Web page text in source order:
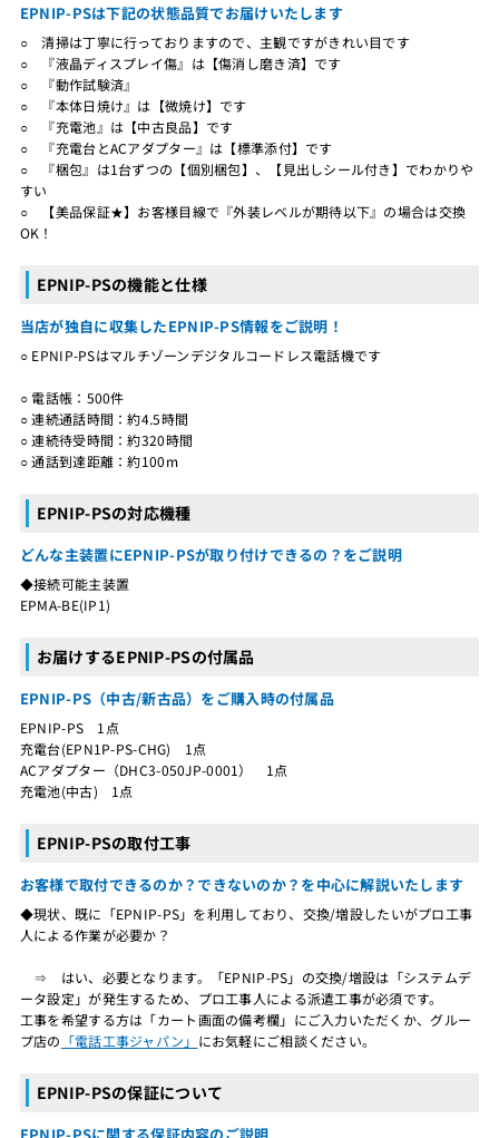
EPNIP-PSは下記の状態品質でお届けいたします
○ 清掃は丁寧に行っておりますので、主観ですがきれい目です
○ 『液晶ディスプレイ傷』は【傷消し磨き済】です
○ 『動作試験済』
○ 『本体日焼け』は【微焼け】です
○ 『充電池』は【中古良品】です
○ 『充電台とACアダプター』は【標準添付】です
○ 『梱包』は1台ずつの【個別梱包】、【見出しシール付き】でわかりや
すい
○ 【美品保証★】お客様目線で『外装レベルが期待以下』の場合は交換
OK！
EPNIP-PSの機能と仕様
当店が独自に収集したEPNIP-PS情報をご説明！
○ EPNIP-PSはマルチゾーンデジタルコードレス電話機です
○ 電話帳：500件
○ 連続通話時間：約4.5時間
○ 連続待受時間：約320時間
○ 通話到達距離：約100m
EPNIP-PSの対応機種
どんな主装置にEPNIP-PSが取り付けできるの？をご説明
◆接続可能主装置
EPMA-BE(IP1)
お届けするEPNIP-PSの付属品
EPNIP-PS（中古/新古品）をご購入時の付属品
EPNIP-PS 1点
充電台(EPN1P-PS-CHG) 1点
ACアダプター（DHC3-050JP-0001） 1点
充電池(中古) 1点
EPNIP-PSの取付工事
お客様で取付できるのか？できないのか？を中心に解説いたします
◆現状、既に「EPNIP-PS」を利用しており、交換/増設したいがプロ工事
人による作業が必要か？
⇒ はい、必要となります。「EPNIP-PS」の交換/増設は「システムデ
ータ設定」が発生するため、プロ工事人による派遣工事が必須です。
工事を希望する方は「カート画面の備考欄」にご入力いただくか、グルー
プ店の 「電話工事ジャパン」 にお気軽にご相談ください。
EPNIP-PSの保証について